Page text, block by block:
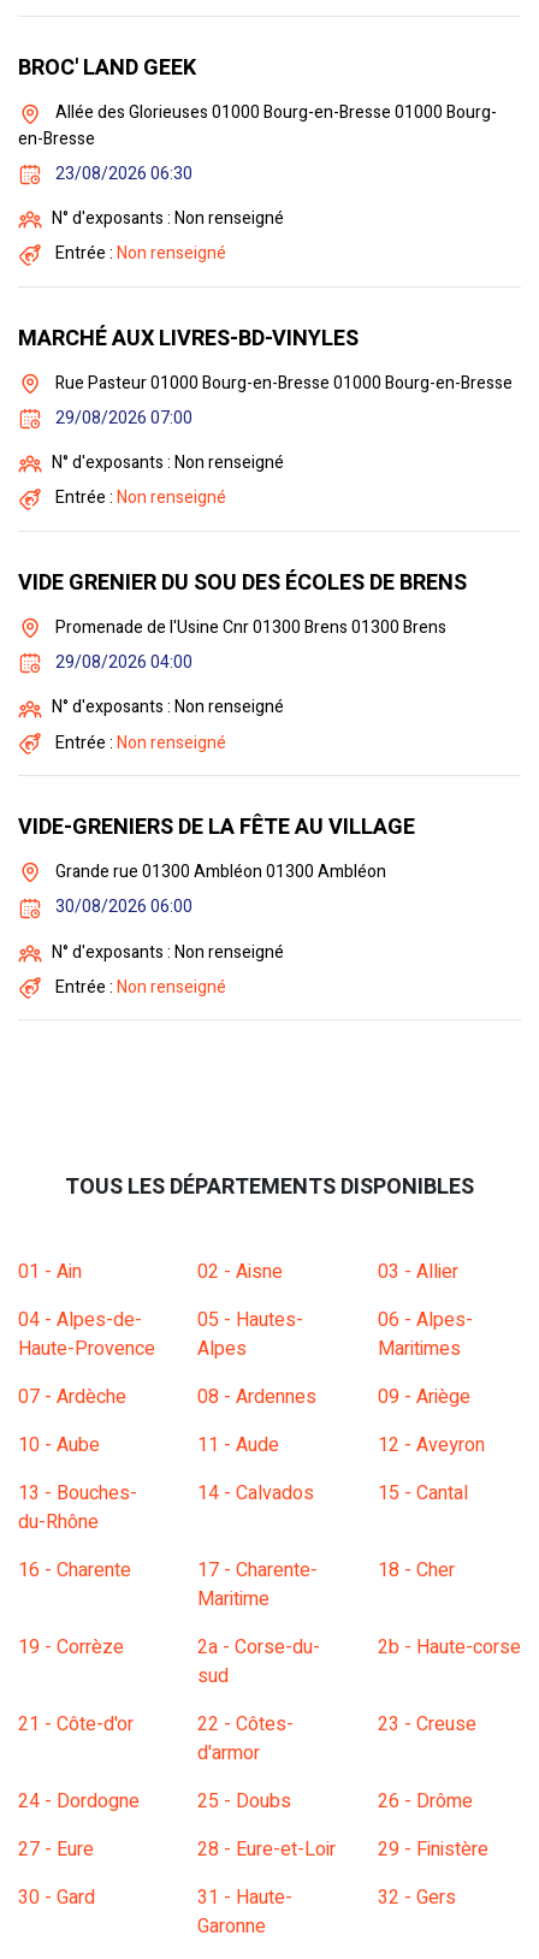
BROC' LAND GEEK
Allée des Glorieuses 01000 Bourg-en-Bresse 01000 Bourg-
en-Bresse
23/08/2026 06:30
N° d'exposants : Non renseigné
Entrée :Non renseigné
MARCHÉ AUX LIVRES-BD-VINYLES
Rue Pasteur 01000 Bourg-en-Bresse 01000 Bourg-en-Bresse
29/08/2026 07:00
N° d'exposants : Non renseigné
Entrée :Non renseigné
VIDE GRENIER DU SOU DES ÉCOLES DE BRENS
Promenade de l'Usine Cnr 01300 Brens 01300 Brens
29/08/2026 04:00
N° d'exposants : Non renseigné
Entrée :Non renseigné
VIDE-GRENIERS DE LA FÊTE AU VILLAGE
Grande rue 01300 Ambléon 01300 Ambléon
30/08/2026 06:00
N° d'exposants : Non renseigné
Entrée :Non renseigné
TOUS LES DÉPARTEMENTS DISPONIBLES
01 - Ain 02 - Aisne
03 - Allier
04 - Alpes-de-
Haute-Provence
05 - Hautes-
Alpes
06 - Alpes-
Maritimes
07 - Ardèche
08 - Ardennes
09 - Ariège
10 - Aube
11 - Aude
12 - Aveyron
13 - Bouches-
du-Rhône
14 - Calvados 15 - Cantal
16 - Charente
17 - Charente-
Maritime
18 - Cher
19 - Corrèze
2a - Corse-du-
sud
2b - Haute-corse
21 - Côte-d'or
22 - Côtes-
d'armor
23 - Creuse
24 - Dordogne 25 - Doubs
26 - Drôme
27 - Eure
28 - Eure-et-Loir
29 - Finistère
30 - Gard
31 - Haute-
Garonne
32 - Gers